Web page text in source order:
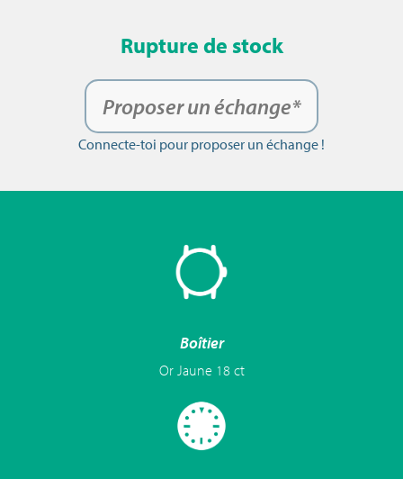
Rupture de stock
Proposer un échange*
Connecte-toi pour proposer un échange !
Boîtier
Or Jaune 18 ct